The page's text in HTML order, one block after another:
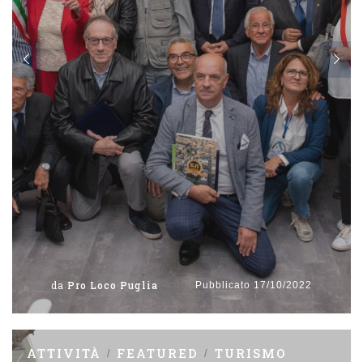
da Pro Loco Puglia Pubblicato 17/10/2022
ATTIVITÀ FEATURED TURISMO